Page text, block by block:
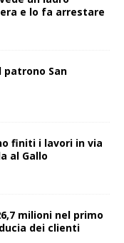
e lo fa arrestare
patrono San
finiti i lavori in via
al Gallo
milioni nel primo
dei clienti